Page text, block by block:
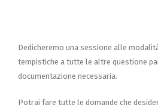
Dedicheremo una sessione alle
tempistiche a tutte le altre questione
documentazione necessaria.
Potrai fare tutte le domande che